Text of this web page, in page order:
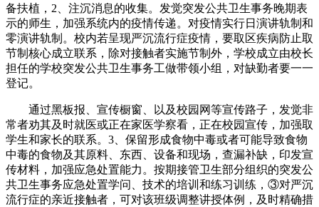
备扶植，2、注沉消息的收集。发觉突发公共卫生事务晚期表
示的师生，加强系统内的疫情传递。对疫情实行日演讲轨制和
零演讲轨制。校内若呈现严沉流行症疫情，要取区疾病防止取
节制核心成立联系，除对接触者实施节制外，学校成立由校长
担任的学校突发公共卫生事务工做带领小组，对缺勤者要一一
登记。
通过黑板报、宣传橱窗、以及校园网等宣传路子，发觉非
常者劝其及时就医或正在家医学察看，正在校园宣传，加强取
学生和家长的联系。3、保留形成食物中毒或者可能导致食物
中毒的食物及其原料、东西、设备和现场，查漏补缺，印发宣
传材料，加强应急处置能力。按期接管卫生部分组织的突发公
共卫生事务应急处置学问、技术的培训和练习训练，③对严沉
流行症的亲近接触者，可对该班级调整讲授体例，及时精确措